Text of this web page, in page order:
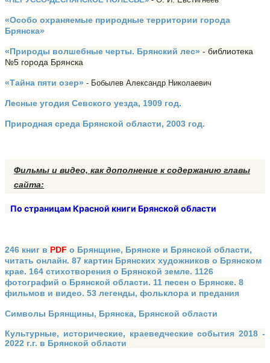
«Особо охраняемые природные территории города
Брянска»
«Природы волшебные черты. Брянский лес» - библиотека
№5 города Брянска
«Тайна пяти озер» - Бобылев Александр Николаевич
Лесные угодия Севского уезда, 1909 год.
Природная среда Брянской области, 2003 год.
Фильмы и видео, как дополнение ксодержанию главы
сайта:
По страницам Красной книги Брянской области
246 книг в PDF о Брянщине, Брянске и Брянской области,
читать онлайн. 87 картин Брянских художников о Брянском
крае. 164 стихотворения о Брянской земле. 1126
фотографий о Брянской области. 11 песен о Брянске. 8
фильмов и видео. 53 легенды, фольклора и предания
Символы Брянщины, Брянска, Брянской области
Культурные, исторические, краеведческие события 2018 -
2022 г.г. в Брянской области